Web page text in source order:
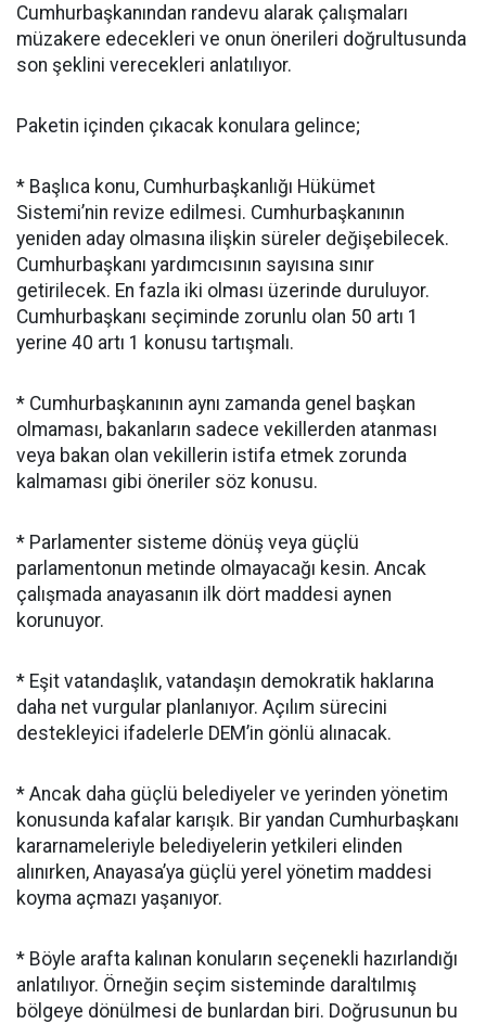
Cumhurbaşkanından randevu alarak çalışmaları
müzakere edecekleri ve onun önerileri doğrultusunda
son şeklini verecekleri anlatılıyor.
Paketin içinden çıkacak konulara gelince;
* Başlıca konu, Cumhurbaşkanlığı Hükümet
Sistemi’nin revize edilmesi. Cumhurbaşkanının
yeniden aday olmasına ilişkin süreler değişebilecek.
Cumhurbaşkanı yardımcısının sayısına sınır
getirilecek. En fazla iki olması üzerinde duruluyor.
Cumhurbaşkanı seçiminde zorunlu olan 50 artı 1
yerine 40 artı 1 konusu tartışmalı.
* Cumhurbaşkanının aynı zamanda genel başkan
olmaması, bakanların sadece vekillerden atanması
veya bakan olan vekillerin istifa etmek zorunda
kalmaması gibi öneriler söz konusu.
* Parlamenter sisteme dönüş veya güçlü
parlamentonun metinde olmayacağı kesin. Ancak
çalışmada anayasanın ilk dört maddesi aynen
korunuyor.
* Eşit vatandaşlık, vatandaşın demokratik haklarına
daha net vurgular planlanıyor. Açılım sürecini
destekleyici ifadelerle DEM’in gönlü alınacak.
* Ancak daha güçlü belediyeler ve yerinden yönetim
konusunda kafalar karışık. Bir yandan Cumhurbaşkanı
kararnameleriyle belediyelerin yetkileri elinden
alınırken, Anayasa’ya güçlü yerel yönetim maddesi
koyma açmazı yaşanıyor.
* Böyle arafta kalınan konuların seçenekli hazırlandığı
anlatılıyor. Örneğin seçim sisteminde daraltılmış
bölgeye dönülmesi de bunlardan biri. Doğrusunun bu